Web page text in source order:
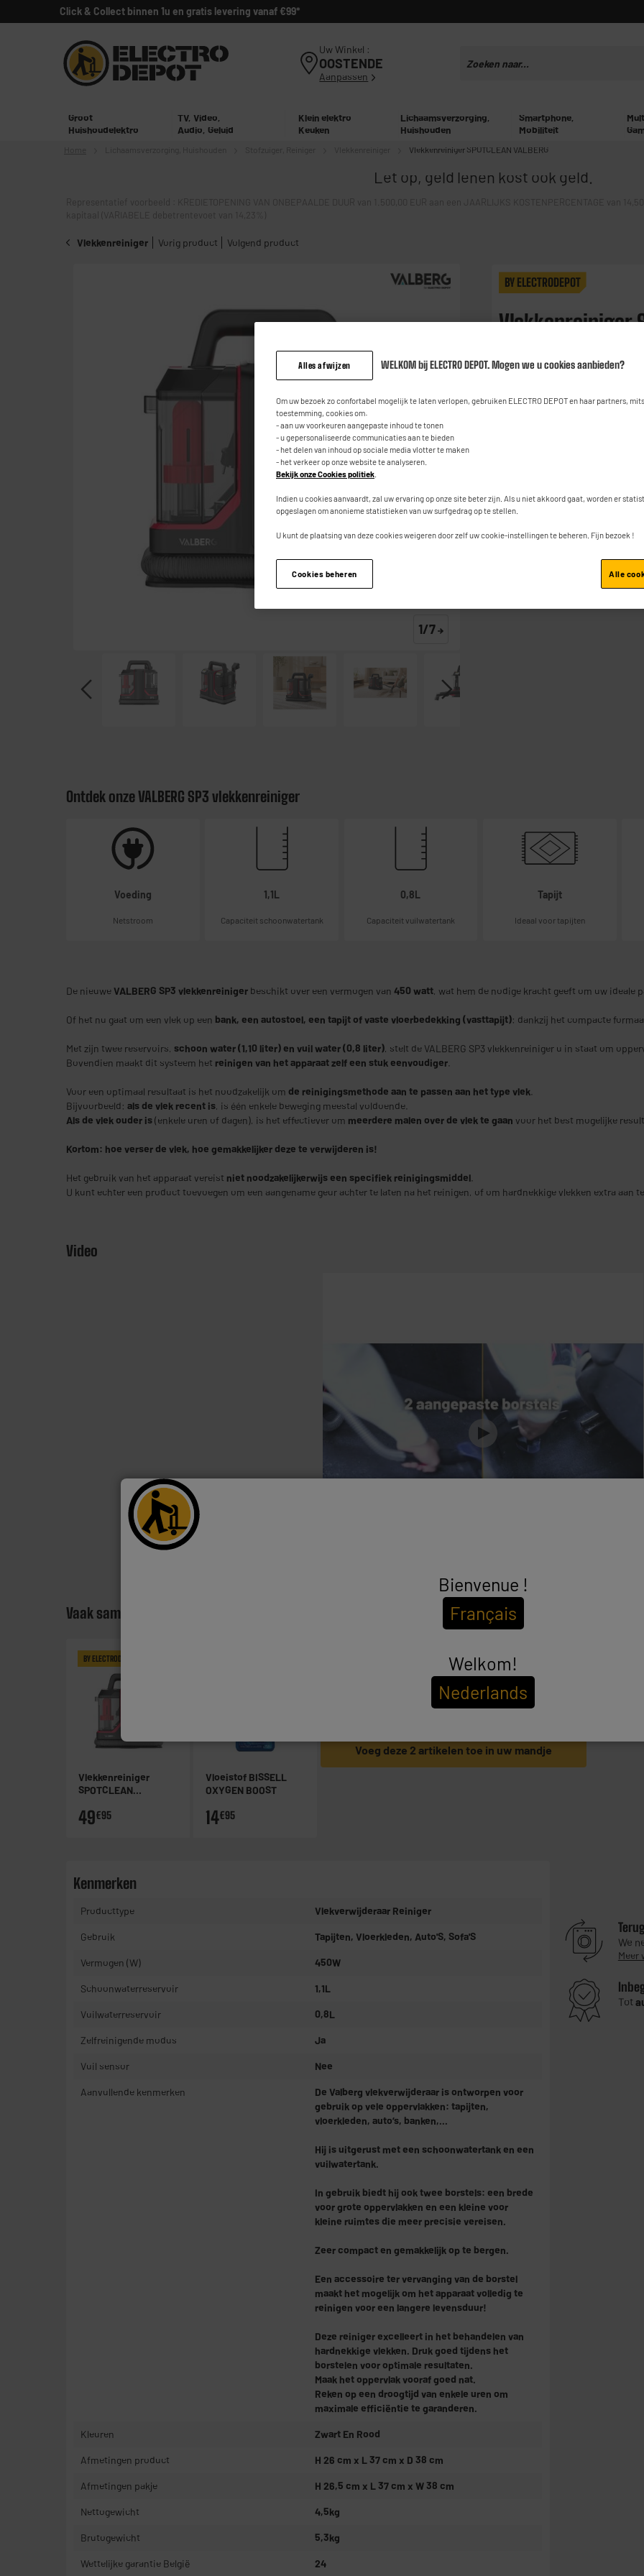
Click & Collect binnen 1u en gratis levering vanaf €99*
Uw Winkel :
OOSTENDE
Aanpassen
Groot
Huishoudelektro
TV, Video,
Audio, Geluid
Klein elektro
Keuken
Lichaamsverzorging,
Huishouden
Smartphone,
Mobiliteit
Vlekkenreiniger SPOTCLEAN VALBERG
Let op, geld lenen kost ook geld.
Representatief voorbeeld : KREDIETOPENING VAN ONBEPAALDE DUUR van 1.500,00 EUR aan een JAARLIJKS KOSTENPERCENTAGE van
kapitaal (VARIABELE debetrentevoet van 14,23%)
Vlekkenreiniger Vorig product Volgend product
BY ELECTRODEPOT
Vlekkenreiniger
1920
paginalink.
1/7
49
Ontdek onze VALBERG SP3 vlekkenreiniger
Voeding
Netstroom
1,1L
Capaciteit schoonwatertank
0,8L
Capaciteit vuilwatertank
Tapijt
Ideaal voor tapijten
De nieuwe VALBERG SP3 vlekkenreiniger beschikt over een vermogen van 450 watt, wat hem de nodige kracht geeft om uw ideale
Of het nu gaat om een vlek op een bank, een autostoel, een tapijt of vaste vloerbedekking (vasttapijt): dankzij het compacte
Met zijn twee reservoirs, schoon water (1,10 liter) en vuil water (0,8 liter), stelt de VALBERG SP3 vlekkenreiniger u in staat om
Bovendien maakt dit systeem het reinigen van het apparaat zelf een stuk eenvoudiger.
Voor een optimaal resultaat is het noodzakelijk om de reinigingsmethode aan te passen aan het type vlek.
Bijvoorbeeld: als de vlek recent is, is één enkele beweging meestal voldoende.
Als de vlek ouder is(enkele uren of dagen), is het effectiever om meerdere malen over de vlek te gaan voor het best mogelijke
Kortom: hoe verser de vlek, hoe gemakkelijker deze te verwijderen is!
Het gebruik van het apparaat vereist niet noodzakelijkerwijs een specifiek reinigingsmiddel.
U kunt echter een product toevoegen om een aangename geur achter te laten na het reinigen, of om hardnekkige vlekken extra aan
Video
Vaak samen gekocht
BY ELECTRODEPOT
Vlekkenreiniger
SPOTCLEAN
49€95
Vloeistof BISSELL
OXYGEN BOOST
14€95
Voeg deze 2 artikelen toe in uw mandje
We
Meer
Tot
Kenmerken
Producttype Vlekverwijderaar Reiniger
Gebruik Tapijten, Vloerkleden, Auto'S, Sofa'S
Vermogen (W) 450W
Schoonwaterreservoir 1,1L
Vuilwaterreservoir 0,8L
Zelfreinigende modus Ja
Vuil sensor Nee
Aanvullende kenmerken
De Valberg vlekverwijderaar is ontworpen voor
gebruik op vele oppervlakken: tapijten,
vloerkleden, auto’s, banken,...
Hij is uitgerust met een schoonwatertank en een
vuilwatertank.
In gebruik biedt hij ook twee borstels: een brede
voor grote oppervlakken en een kleine voor
kleine ruimtes die meer precisie vereisen.
Zeer compact en gemakkelijk op te bergen.
Een accessoire ter vervanging van de borstel
maakt het mogelijk om het apparaat volledig te
reinigen voor een langere levensduur!
Deze reiniger excelleert in het behandelen van
hardnekkige vlekken. Druk goed tijdens het
borstelen voor optimale resultaten.
Maak het oppervlak vooraf goed nat.
Reken op een droogtijd van enkele uren om
maximale efficiëntie te garanderen.
Kleuren Zwart En Rood
Afmetingen product H 26 cm x L 37 cm x D 38 cm
Afmetingen pakje H 26,5 cm x L 37 cm x W 38 cm
Nettogewicht 4,5kg
Brutogewicht 5,3kg
Wettelijke garantie België 24
Alles afwijzen WELKOM bij ELECTRO DEPOT. Mogen we u cookies aanbieden?
Om uw bezoek zo confortabel mogelijk te laten verlopen, gebruiken ELECTRO DEPOT en haar partners,
toestemming, cookies om:
- aan uw voorkeuren aangepaste inhoud te tonen
- u gepersonaliseerde communicaties aan te bieden
- het delen van inhoud op sociale media vlotter te maken
- het verkeer op onze website te analyseren.
Bekijk onze Cookies politiek
Indien u cookies aanvaardt, zal uw ervaring op onze site beter zijn. Als u niet akkoord gaat, worden er
opgeslagen om anonieme statistieken van uw surfgedrag op te stellen.
U kunt de plaatsing van deze cookies weigeren door zelf uw cookie-instellingen te beheren. Fijn bezoek !
Cookies beheren Alle
Bienvenue !
Français
Welkom!
Nederlands